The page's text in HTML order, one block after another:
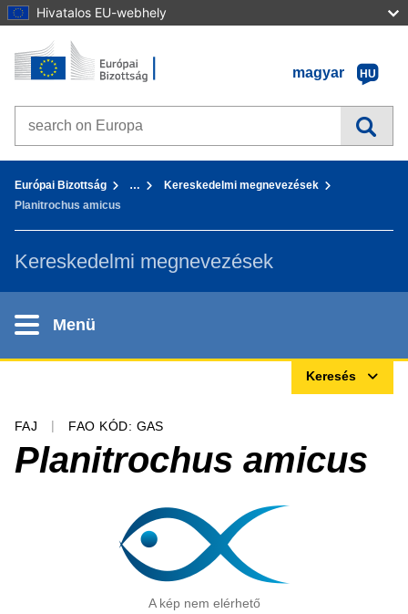
Hivatalos EU-webhely
Tovább a tartalomhoz
Kezdőlap - Európai Bizottság
magyar
HU
Search on Europa websites
Európai Bizottság …
Kereskedelmi megnevezések
Planitrochus amicus
Kereskedelmi megnevezések
Menü
Keresés
FAJ FAO KÓD: GAS
Planitrochus amicus
A kép nem elérhető